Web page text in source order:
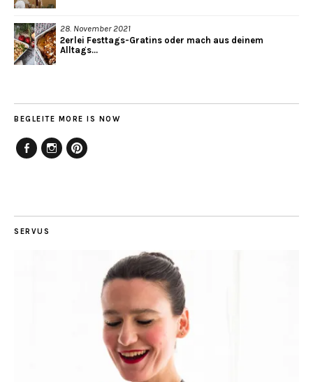
28. November 2021
2erlei Festtags-Gratins oder mach aus deinem
Alltags...
BEGLEITE MORE IS NOW
SERVUS